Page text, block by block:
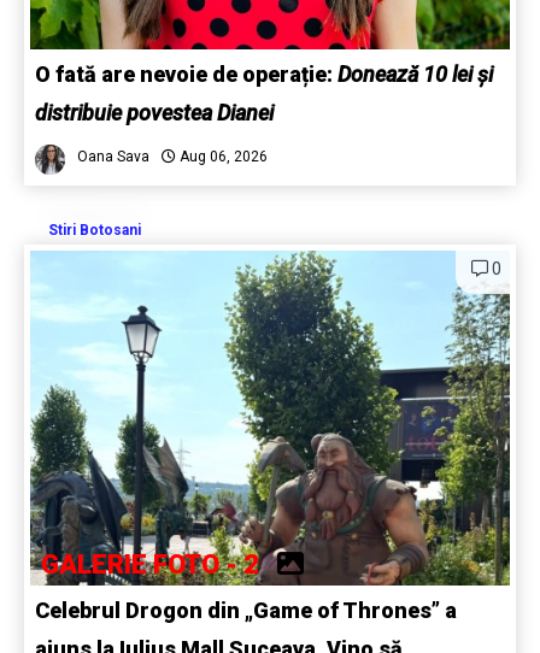
O fată are nevoie de operație: Donează 10 lei și
distribuie povestea Dianei
Oana Sava Aug 06, 2026
Stiri Botosani
0
GALERIE FOTO - 2
Celebrul Drogon din „Game of Thrones” a